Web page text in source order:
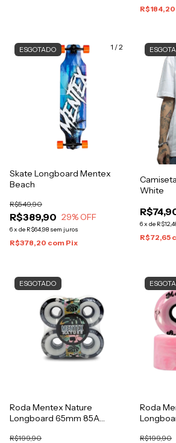
R$184,20
1 /2
ESGOTADO
Skate Longboard Mentex
Beach
R$389,90
R$549,90
29% OFF
6x de R$64,98 sem juros
R$378,20 com Pix
White
6x de
R$72,65
ESGOTADO
Roda Mentex Nature
Longboard 65mm 85A
R$199,90
Roda
R$199,90